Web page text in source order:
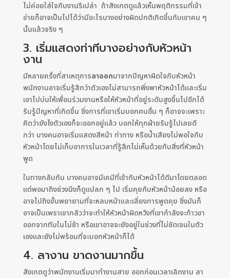
ไม่ค่อยใส่ใจกับงานรึเปล่า ถ้าสังเกตดูแล้วเห็นพฤติกรรมที่เข้า
ข่ายก็อาจเป็นไปได้ว่ามีอะไรบางอย่างผิดปกติเกิดขึ้นกับเขาคน ๆ
นั้นแล้วจริง ๆ
3. เริ่มแสดงท่าทีบางอย่างกับหัวหน้า
งาน
มีหลายครั้งที่สาเหตุการลาออกมาจากปัญหาผิดใจกับหัวหน้า
พนักงานอาจเริ่มรู้สึกว่าตัวเองไม่สามารถพึ่งพาหัวหน้าได้และเริ่ม
เอาไปบ่นให้เพื่อนร่วมงานหรือให้หัวหน้าที่อยู่ระดับสูงขึ้นไปอีกได้
รับรู้ปัญหาที่เกิดขึ้น ซึ่งการที่เขาเริ่มบอกคนอื่น ๆ ก็อาจจะเพราะ
คิดว่ายังไงตัวเองก็จะออกอยู่แล้ว บอกให้ทุกฝ่ายรับรู้ไปเลยดี
กว่า บางคนอาจเริ่มแสดงสีหน้า ท่าทาง หรือน้ำเสียงไม่พอใจกับ
หัวหน้าโดยไม่เก็บอาการในเวลาที่รู้สึกไม่เห็นด้วยกับสิ่งที่หัวหน้า
พูด
ในทางกลับกัน บางคนอาจมีเคมีที่เข้ากับหัวหน้าได้ดีมาโดยตลอด
แต่พอมาถึงช่วงนึงก็ดูแปลก ๆ ไป เริ่มคุยกับหัวหน้าน้อยลง หรือ
อาจไปถึงขั้นพยายามที่จะหลบหน้าและเลี่ยงการพูดคุย ซึ่งมันก็
อาจเป็นเพราเขากลัวว่าจะทำให้หัวหน้าผิดหวังที่เขากำลังจะก้าวขา
ออกจากทีมในไม่ช้า หรือเขาอาจจะยังอยู่ในช่วงที่ไม่ชัดเจนในตัว
เองและยังไม่พร้อมที่จะบอกหัวหน้าก็ได้
4. ลางาน ขาดงานมากขึ้น
สังเกตดูว่าพนักงานเริ่มมาทำงานสาย ออกก่อนเวลาเลิกงาน ลา